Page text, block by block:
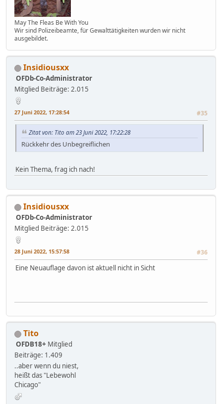
May The Fleas Be With You
Wir sind Polizeibeamte, für Gewalttätigkeiten wurden wir nicht
ausgebildet.
Insidiousxx
OFDb-Co-Administrator
Mitglied Beiträge: 2.015
27 Juni 2022, 17:28:54 #35
Zitat von: Tito am 23 Juni 2022, 17:22:28
Rückkehr des Unbegreiflichen
Kein Thema, frag ich nach!
Insidiousxx
OFDb-Co-Administrator
Mitglied Beiträge: 2.015
28 Juni 2022, 15:57:58 #36
Eine Neuauflage davon ist aktuell nicht in Sicht
Tito
OFDB18+ Mitglied
Beiträge: 1.409
..aber wenn du niest,
heißt das "Lebewohl
Chicago"